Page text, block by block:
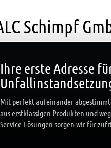
Schimpf
Ihre erste Adresse
Mit perfekt aufeinander
aus erstklassigen Produkten und
Service-Lösungen sorgen wir für